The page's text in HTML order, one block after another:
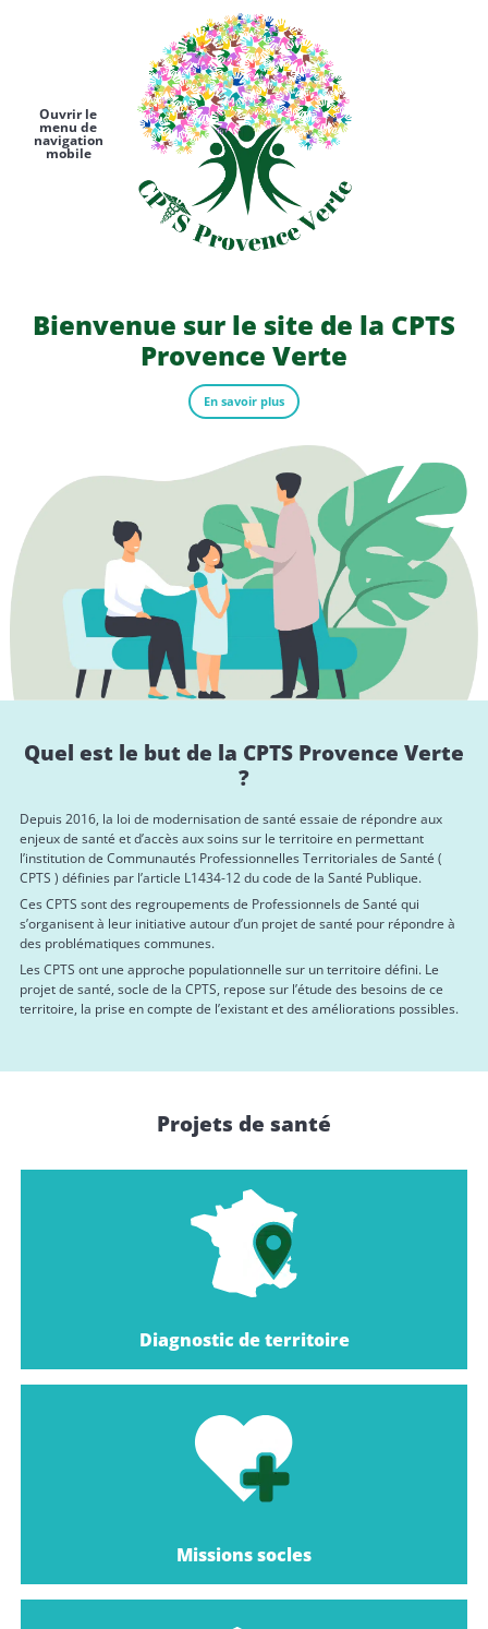
Ouvrir le
menu de
navigation
mobile
Bienvenue sur le site de la CPTS
Provence Verte
En savoir plus
Quel est le but de la CPTS Provence Verte
?
Depuis 2016, la loi de modernisation de santé essaie de répondre aux
enjeux de santé et d’accès aux soins sur le territoire en permettant
l’institution de Communautés Professionnelles Territoriales de Santé (
CPTS ) définies par l’article L1434-12 du code de la Santé Publique.
Ces CPTS sont des regroupements de Professionnels de Santé qui
s’organisent à leur initiative autour d’un projet de santé pour répondre à
des problématiques communes.
Les CPTS ont une approche populationnelle sur un territoire défini. Le
projet de santé, socle de la CPTS, repose sur l’étude des besoins de ce
territoire, la prise en compte de l’existant et des améliorations possibles.
Projets de santé
Diagnostic de territoire
Missions socles